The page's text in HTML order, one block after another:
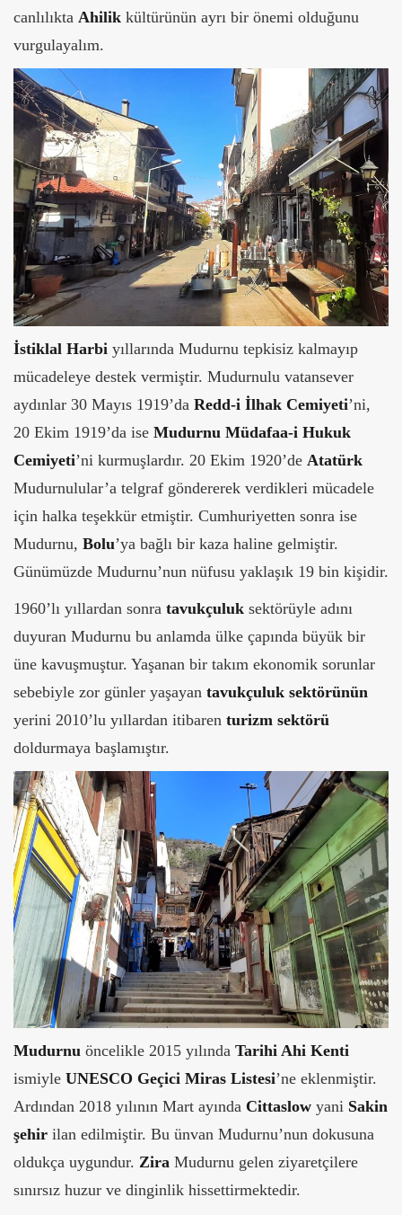
canlılıkta Ahilik kültürünün ayrı bir önemi olduğunu
vurgulayalım.
İstiklal Harbi yıllarında Mudurnu tepkisiz kalmayıp
mücadeleye destek vermiştir. Mudurnulu vatansever
aydınlar 30 Mayıs 1919’da Redd-i İlhak Cemiyeti’ni,
20 Ekim 1919’da ise Mudurnu Müdafaa-i Hukuk
Cemiyeti’ni kurmuşlardır. 20 Ekim 1920’de Atatürk
Mudurnulular’a telgraf göndererek verdikleri mücadele
için halka teşekkür etmiştir. Cumhuriyetten sonra ise
Mudurnu, Bolu’ya bağlı bir kaza haline gelmiştir.
Günümüzde Mudurnu’nun nüfusu yaklaşık 19 bin kişidir.
1960’lı yıllardan sonra tavukçuluk sektörüyle adını
duyuran Mudurnu bu anlamda ülke çapında büyük bir
üne kavuşmuştur. Yaşanan bir takım ekonomik sorunlar
sebebiyle zor günler yaşayan tavukçuluk sektörünün
yerini 2010’lu yıllardan itibaren turizm sektörü
doldurmaya başlamıştır.
Mudurnu öncelikle 2015 yılında Tarihi Ahi Kenti
ismiyle UNESCO Geçici Miras Listesi’ne eklenmiştir.
Ardından 2018 yılının Mart ayında Cittaslow yani Sakin
şehir ilan edilmiştir. Bu ünvan Mudurnu’nun dokusuna
oldukça uygundur. Zira Mudurnu gelen ziyaretçilere
sınırsız huzur ve dinginlik hissettirmektedir.